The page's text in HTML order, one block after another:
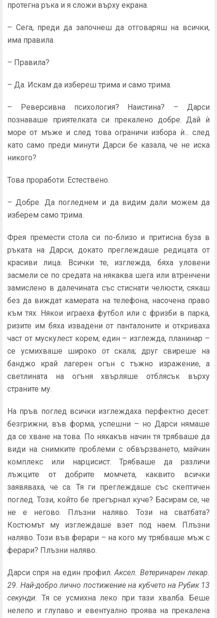
протегна ръка и я сложи върху екрана.
– Сега, преди да започнеш да отговаряш на всички,
има правила.
– Правила?
– Да. Искам да избереш трима и само трима.
– Реверсивна психология? Наистина? – Дарси
познаваше приятелката си прекалено добре. Дай ѝ
море от мъже и след това ограничи избора ѝ... след
като само пре­ди минути Дарси бе казала, че не иска
никого?
Това проработи. Естествено.
– Добре. Да погледнем и да видим дали можем да
избе­рем само трима.
Фрея премести стола си по-близо и притисна буза в
ръката на Дарси, докато преглеждаше редицата от
кра­сиви лица. Всички те, изглежда, бяха уловени
засмели се по средата на някаква шега или втренчени
замислено в далечината със стиснати челюсти, сякаш
без да виждат камерата на телефона, насочена право
към тях. Някои играеха футбол или с фризби в парка,
ризите им бяха из­вадени от панталоните и откриваха
част от мускулест ко­рем; един – изглежда, планинар –
се усмихваше широко от скала; друг свиреше на
банджо край лагерен огън с тъжно изражение, а
светлината на огъня хвърляше от­блясък върху
страните му.
На пръв поглед всички изглеждаха перфектно десет:
безгрижни, във форма, успешни – но Дарси нямаше
да се хване на това. По някакъв начин тя трябваше да
види на снимките проблеми с обвързването, майчин
комплекс или нарцисист. Трябваше да различи
лъжците от добрите момчета, каквито всички
заявяваха, че са. Тя ги пре­глеждаше със скептичен
поглед. Този, който бе прегърнал куче? Басирам се, че
не е негово. Плъзни наляво. Този на сватбата?
Костюмът му изглеждаше взет под наем. Плъз­ни
наляво. Този във ферари – на кого му трябваше мъж с
ферари? Плъзни наляво.
Дарси спря на един профил.Аксел. Ветеринарен лекар.
29. Най-добро лично постижение на кубчето на Рубик 13
се­кунди. Тя се усмихна леко при тази хвалба. Беше
нелепо и глупаво и евентуално проява на прекалена